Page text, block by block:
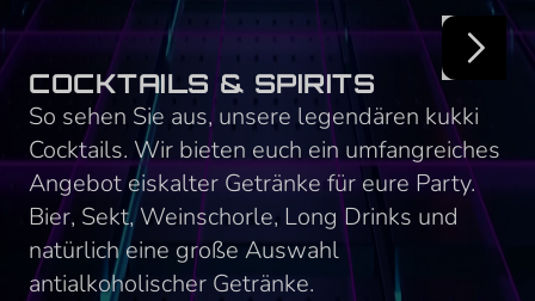
COCKTAILS & SPIRITS
So sehen Sie aus, unsere legendären kukki
Cocktails. Wir bieten euch ein umfangreiches
Angebot eiskalter Getränke für eure Party.
Bier, Sekt, Weinschorle, Long Drinks und
natürlich eine große Auswahl
antialkoholischer Getränke.